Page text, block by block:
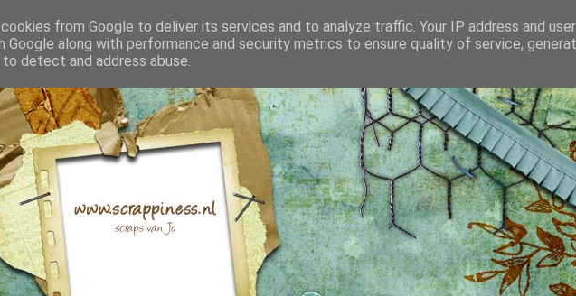
from Google to deliver its services and to analyze traffic. Your IP address and
Google along with performance and security metrics to ensure quality of service,
detect and address abuse.